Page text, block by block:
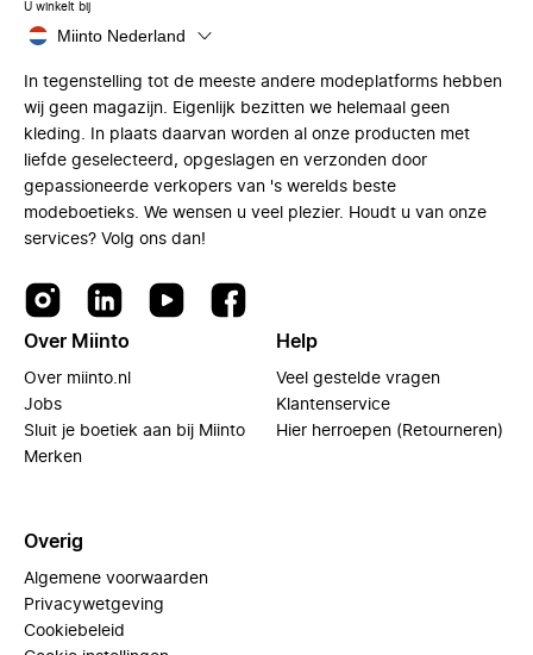
U winkelt bij
Miinto Nederland
In tegenstelling tot de meeste andere modeplatforms hebben
wij geen magazijn. Eigenlijk bezitten we helemaal geen
kleding. In plaats daarvan worden al onze producten met
liefde geselecteerd, opgeslagen en verzonden door
gepassioneerde verkopers van 's werelds beste
modeboetieks. We wensen u veel plezier. Houdt u van onze
services? Volg ons dan!
Over Miinto
Over miinto.nl
Jobs
Sluit je boetiek aan bij Miinto
Merken
Help
Veel gestelde vragen
Klantenservice
Hier herroepen (Retourneren)
Overig
Algemene voorwaarden
Privacywetgeving
Cookiebeleid